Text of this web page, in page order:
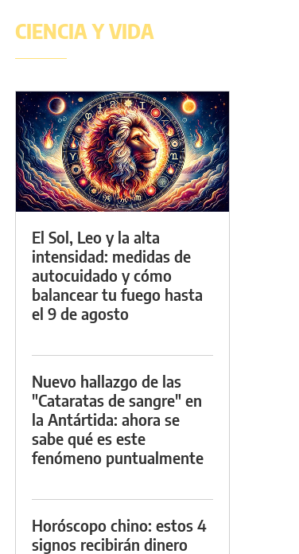
CIENCIA Y VIDA
El Sol, Leo y la alta
intensidad: medidas de
autocuidado y cómo
balancear tu fuego hasta
el 9 de agosto
Nuevo hallazgo de las
"Cataratas de sangre" en
la Antártida: ahora se
sabe qué es este
fenómeno puntualmente
Horóscopo chino: estos 4
signos recibirán dinero